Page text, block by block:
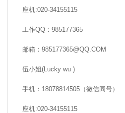
座机:020-34155115
工作QQ：985177365
邮箱：985177365@QQ.COM
伍小姐(Lucky wu )
手机：18078814505（微信同号）
座机:020-34155115